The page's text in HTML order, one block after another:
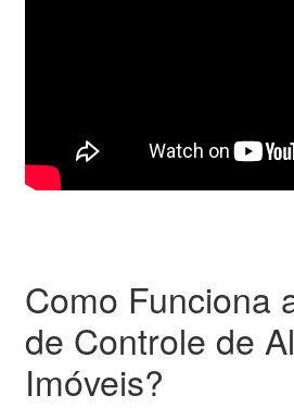
Como Funciona
de Controle de
Imóveis?